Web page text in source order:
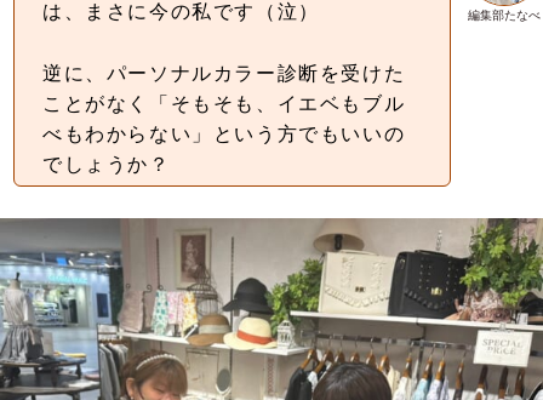
編集部たなべ
は、まさに今の私です（泣）
逆に、パーソナルカラー診断を受けた
ことがなく「そもそも、イエベもブル
べもわからない」という方でもいいの
でしょうか？